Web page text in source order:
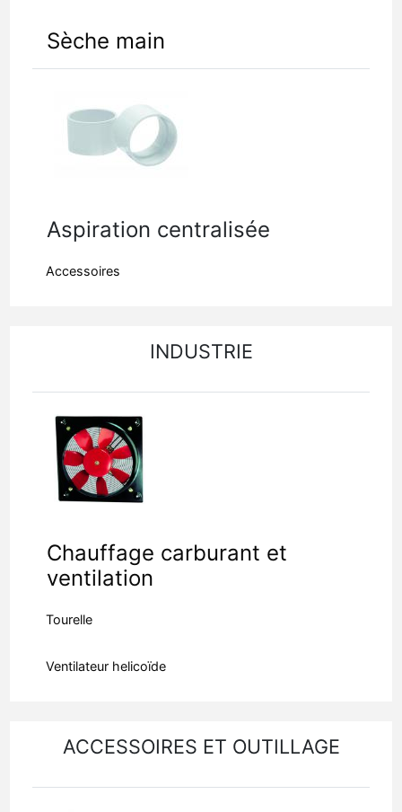
Sèche main
Aspiration centralisée
Accessoires
INDUSTRIE
Chauffage carburant et
ventilation
Tourelle
Ventilateur helicoïde
ACCESSOIRES ET OUTILLAGE